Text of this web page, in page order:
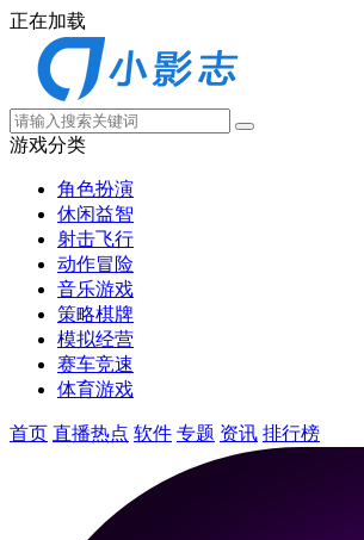
正在加载
游戏分类
角色扮演
休闲益智
射击飞行
动作冒险
音乐游戏
策略棋牌
模拟经营
赛车竞速
体育游戏
首页 直播热点 软件 专题 资讯 排行榜